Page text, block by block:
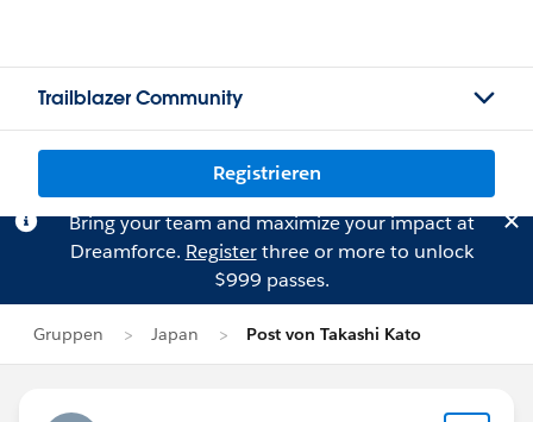
Trailblazer Community
Registrieren
Bring your team and maximize your impact at
Dreamforce. Registerthree or more to unlock
$999 passes.
Gruppen Japan Post von Takashi Kato